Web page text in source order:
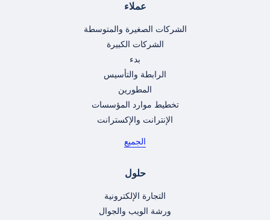
عملاء
الشركات الصغيرة والمتوسطة
الشركات الكبيرة
بدء
الرابطة والتأسيس
المطورين
تخطيط موارد المؤسسات
الإنترانت والإكسترانت
الجميع
حلول
التجارة الإلكترونية
ورشة الويب والجوال